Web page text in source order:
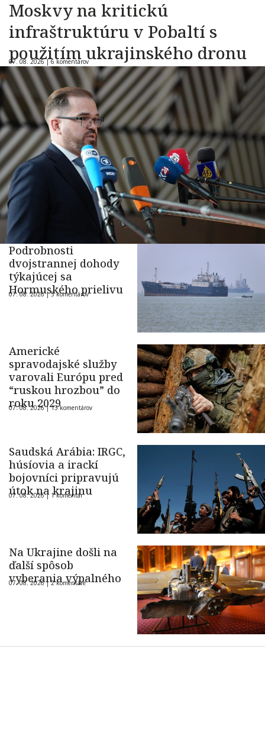
Moskvy na kritickú
infraštruktúru v Pobaltí s
použitím ukrajinského dronu
07. 08. 2026 |6 komentárov
Podrobnosti
dvojstrannej dohody
týkajúcej sa
Hormuského prielivu
07. 08. 2026 |5 komentárov
Americké
spravodajské služby
varovali Európu pred
“ruskou hrozbou” do
roku 2029
07. 08. 2026 |13 komentárov
Saudská Arábia: IRGC,
húsíovia a irackí
bojovníci pripravujú
útok na krajinu
07. 08. 2026 | 1 komentár
Na Ukrajine došli na
ďalší spôsob
vyberania výpalného
07. 08. 2026 |2 komentáre